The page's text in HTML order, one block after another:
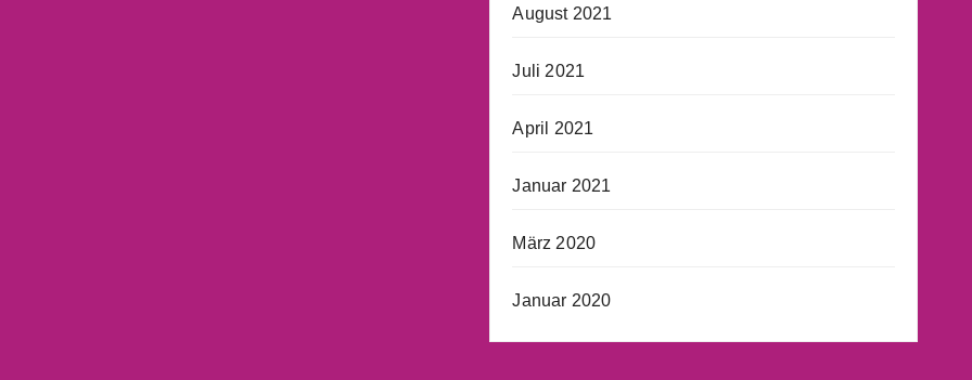
August 2021
Juli 2021
April 2021
Januar 2021
März 2020
Januar 2020